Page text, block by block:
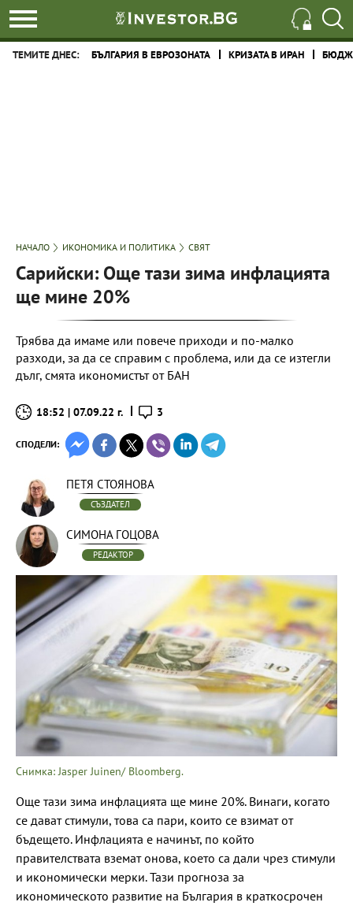
ТЕМИТЕ ДНЕС: БЪЛГАРИЯ В ЕВРОЗОНАТА КРИЗАТА В ИРАН
НАЧАЛО ИКОНОМИКА И ПОЛИТИКА СВЯТ
Сарийски: Още тази зима инфлацията
ще мине 20%
Трябва да имаме или повече приходи и по-малко
разходи, за да се справим с проблема, или да се изтегли
дълг, смята икономистът от БАН
18:52 | 07.09.22 г. 3
СПОДЕЛИ:
ПЕТЯ СТОЯНОВА
СЪЗДАТЕЛ
СИМОНА ГОЦОВА
РЕДАКТОР
Снимка: Jasper Juinen/ Bloomberg.
Още тази зима инфлацията ще мине 20%. Винаги, когато
се дават стимули, това са пари, които се взимат от
бъдещето. Инфлацията е начинът, по който
правителствата вземат онова, което са дали чрез стимули
и икономически мерки. Тази прогноза за
икономическото развитие на България в краткосрочен